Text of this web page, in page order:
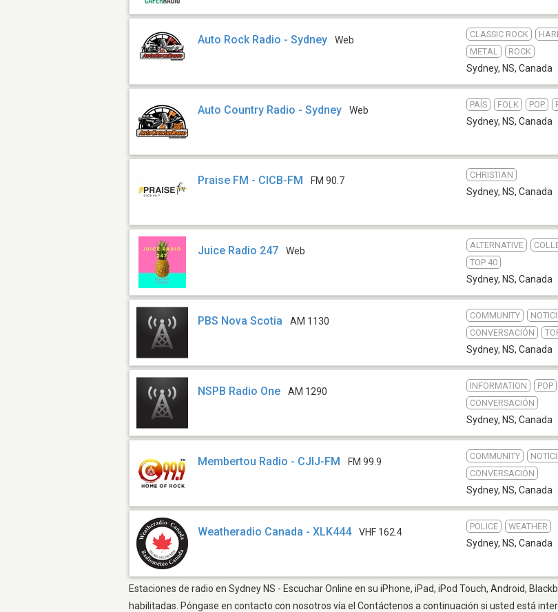
Auto Rock Radio - Sydney Web
CLASSIC ROCK
METAL
ROCK
Sydney, NS, Canada
Auto Country Radio - Sydney Web
PAÍS FOLK POP
Sydney, NS, Canada
Praise FM - CICB-FM FM 90.7
CHRISTIAN
Sydney, NS, Canada
Juice Radio 247 Web
ALTERNATIVE
TOP 40
Sydney, NS, Canada
PBS Nova Scotia AM 1130
COMMUNITY
CONVERSACIÓN
Sydney, NS, Canada
NSPB Radio One AM 1290
INFORMATION
POP
CONVERSACIÓN
Sydney, NS, Canada
Membertou Radio - CJIJ-FM FM 99.9
COMMUNITY
CONVERSACIÓN
Sydney, NS, Canada
Weatheradio Canada - XLK444 VHF 162.4
POLICE WEATHER
Sydney, NS, Canada
Estaciones de radio en Sydney NS - Escuchar Online en su iPhone, iPad, iPod Touch, Android,
habilitadas. Póngase en contacto con nosotros vía el Contáctenos a continuación si usted está